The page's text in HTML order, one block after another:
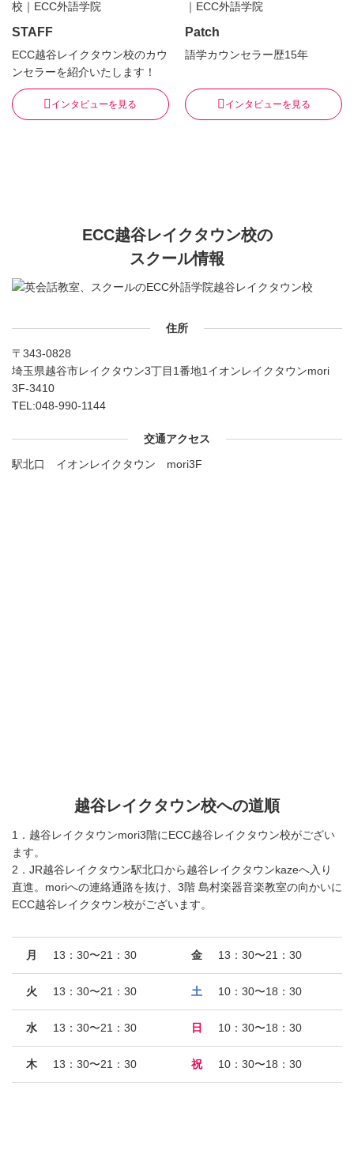
STAFF
ECC越谷レイクタウン校のカウ
ンセラーを紹介いたします！
インタビューを見る
Patch
語学カウンセラー歴15年
インタビューを見る
ECC越谷レイクタウン校の
スクール情報
住所
〒343-0828
埼玉県越谷市レイクタウン3丁目1番地1イオンレイクタウンmori
3F-3410
TEL:048-990-1144
交通アクセス
駅北口 イオンレイクタウン mori3F
越谷レイクタウン校への道順
1．越谷レイクタウンmori3階にECC越谷レイクタウン校がござい
ます。
2．JR越谷レイクタウン駅北口から越谷レイクタウンkazeへ入り
直進。moriへの連絡通路を抜け、3階 島村楽器音楽教室の向かいに
ECC越谷レイクタウン校がございます。
月 13：30〜21：30
火 13：30〜21：30
水 13：30〜21：30
木 13：30〜21：30
金 13：30〜21：30
土 10：30〜18：30
日 10：30〜18：30
祝 10：30〜18：30